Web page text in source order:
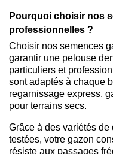
Pourquoi choisir nos
professionnelles ?
Choisir nos semences
garantir une pelouse
particuliers et
sont adaptés à chaque
regarnissage express,
pour terrains secs.
Grâce à des variétés
testées, votre gazon
résiste aux passages